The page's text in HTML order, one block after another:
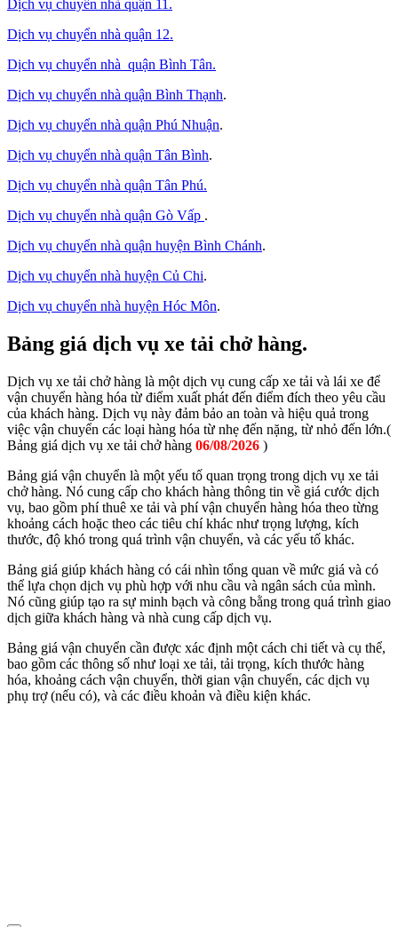
Dịch vụ chuyển nhà quận 11.
Dịch vụ chuyển nhà quận 12.
Dịch vụ chuyển nhà quận Bình Tân.
Dịch vụ chuyển nhà quận Bình Thạnh.
Dịch vụ chuyển nhà quận Phú Nhuận.
Dịch vụ chuyển nhà quận Tân Bình.
Dịch vụ chuyển nhà quận Tân Phú.
Dịch vụ chuyển nhà quận Gò Vấp .
Dịch vụ chuyển nhà quận huyện Bình Chánh.
Dịch vụ chuyển nhà huyện Củ Chi.
Dịch vụ chuyển nhà huyện Hóc Môn.
Bảng giá dịch vụ xe tải chở hàng.
Dịch vụ xe tải chở hàng là một dịch vụ cung cấp xe tải và lái xe để
vận chuyển hàng hóa từ điểm xuất phát đến điểm đích theo yêu cầu
của khách hàng. Dịch vụ này đảm bảo an toàn và hiệu quả trong
việc vận chuyển các loại hàng hóa từ nhẹ đến nặng, từ nhỏ đến lớn.(
Bảng giá dịch vụ xe tải chở hàng 06/08/2026 )
Bảng giá vận chuyển là một yếu tố quan trọng trong dịch vụ xe tải
chở hàng. Nó cung cấp cho khách hàng thông tin về giá cước dịch
vụ, bao gồm phí thuê xe tải và phí vận chuyển hàng hóa theo từng
khoảng cách hoặc theo các tiêu chí khác như trọng lượng, kích
thước, độ khó trong quá trình vận chuyển, và các yếu tố khác.
Bảng giá giúp khách hàng có cái nhìn tổng quan về mức giá và có
thể lựa chọn dịch vụ phù hợp với nhu cầu và ngân sách của mình.
Nó cũng giúp tạo ra sự minh bạch và công bằng trong quá trình giao
dịch giữa khách hàng và nhà cung cấp dịch vụ.
Bảng giá vận chuyển cần được xác định một cách chi tiết và cụ thể,
bao gồm các thông số như loại xe tải, tải trọng, kích thước hàng
hóa, khoảng cách vận chuyển, thời gian vận chuyển, các dịch vụ
phụ trợ (nếu có), và các điều khoản và điều kiện khác.